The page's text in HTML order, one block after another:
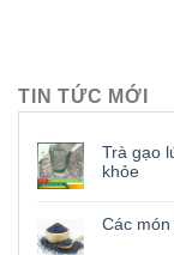
TIN TỨC MỚI
Trà gạo
khỏe
Các